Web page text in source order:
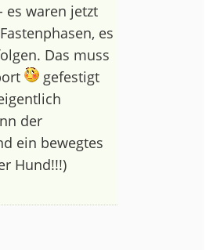
es waren jetzt
es
Das muss
gefestigt
der
ein bewegtes
Hund!!!)